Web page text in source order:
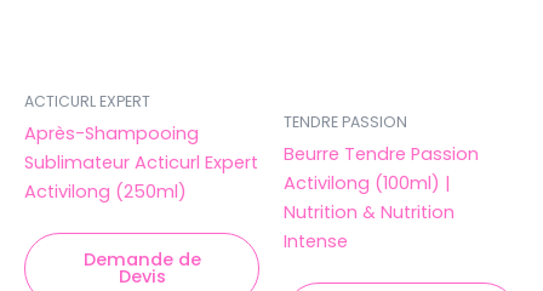
ACTICURL EXPERT
Après-Shampooing
Sublimateur Acticurl Expert
Activilong (250ml)
Demande de
Devis
TENDRE PASSION
Beurre Tendre Passion
Activilong (100ml) |
Nutrition & Nutrition
Intense